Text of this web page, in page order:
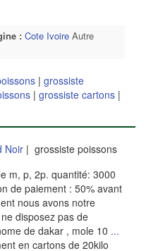
: Cote Ivoire Autre
| grossiste
| grossiste cartons |
Noir| grossiste poissons
m, p, 2p. quantité: 3000
de paiement : 50% avant
nous avons notre
disposez pas de
de dakar , mole 10 ...
en cartons de 20kilo